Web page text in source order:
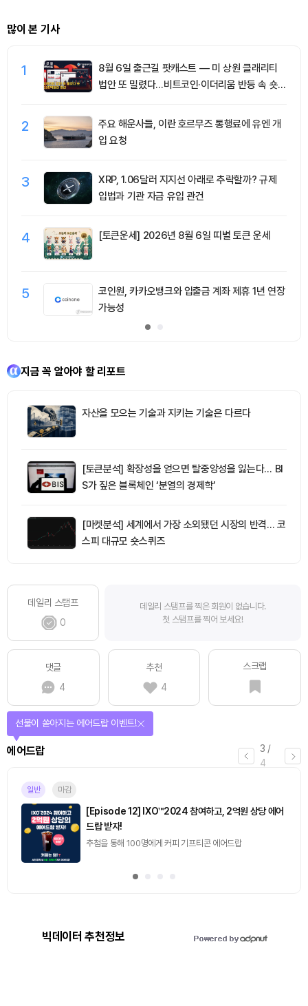
많이 본 기사
1
8월 6일 출근길 팟캐스트 — 미 상원 클래리티
법안 또 밀렸다…비트코인·이더리움 반등 속 숏
2
주요 해운사들, 이란 호르무즈 통행료에 유엔 개
입 요청
3
XRP, 1.06달러 지지선 아래로 추락할까? 규제
입법과 기관 자금 유입 관건
4 [토큰운세] 2026년 8월 6일 띠별 토큰 운세
5
코인원, 카카오뱅크와 입출금 계좌 제휴 1년 연장
가능성
지금 꼭 알아야 할 리포트
자산을 모으는 기술과 지키는 기술은 다르다
[토큰분석] 확장성을 얻으면 탈중앙성을 잃는다… BI
S가 짚은 블록체인 ‘분열의 경제학’
[마켓분석] 세계에서 가장 소외됐던 시장의 반격… 코
스피 대규모 숏스퀴즈
데일리 스탬프
0
데일리 스탬프를 찍은 회원이 없습니다.
첫 스탬프를 찍어 보세요!
댓글
4
추천
4
스크랩
4 /
4
퀴즈
퀴즈풀고 선물 받자!
진행중
[토큰포스트] 기사 퀴즈 657회차
2026.08.06 (목) ~ 2026.08.07 (금)
빅데이터 추천정보